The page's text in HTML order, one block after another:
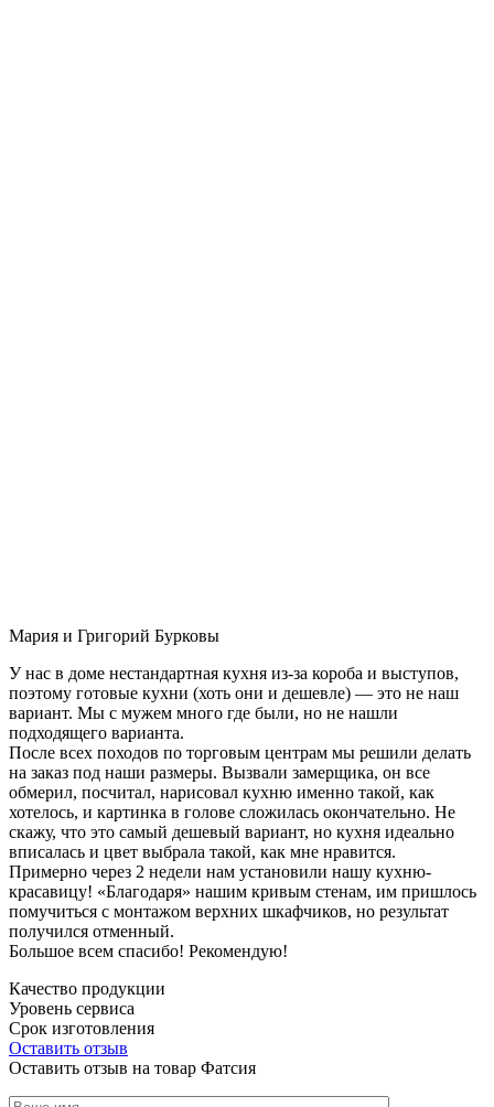
Мария и Григорий Бурковы
У нас в доме нестандартная кухня из-за короба и выступов,
поэтому готовые кухни (хоть они и дешевле) — это не наш
вариант. Мы с мужем много где были, но не нашли
подходящего варианта.
После всех походов по торговым центрам мы решили делать
на заказ под наши размеры. Вызвали замерщика, он все
обмерил, посчитал, нарисовал кухню именно такой, как
хотелось, и картинка в голове сложилась окончательно. Не
скажу, что это самый дешевый вариант, но кухня идеально
вписалась и цвет выбрала такой, как мне нравится.
Примерно через 2 недели нам установили нашу кухню-
красавицу! «Благодаря» нашим кривым стенам, им пришлось
помучиться с монтажом верхних шкафчиков, но результат
получился отменный.
Большое всем спасибо! Рекомендую!
Качество продукции
Уровень сервиса
Срок изготовления
Оставить отзыв
Оставить отзыв на товар Фатсия